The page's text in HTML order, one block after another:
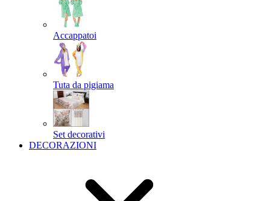
Accappatoi
Tuta da pigiama
Set decorativi
DECORAZIONI